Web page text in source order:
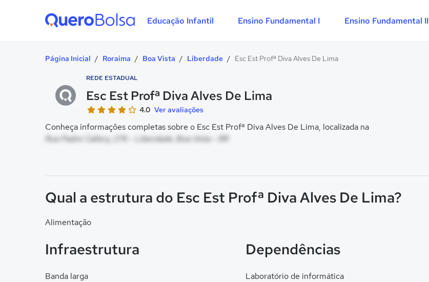
Educação Infantil Ensino Fundamental I Ensino Fundamental II
Página Inicial / Roraima / Boa Vista / Liberdade / Esc Est Profª Diva Alves De Lima
REDE ESTADUAL
Esc Est Profª Diva Alves De Lima
4.0 Ver avaliações
Conheça informações completas sobre o Esc Est Profª Diva Alves De Lima, localizada na
Rua Padre Callery, 276 - Liberdade, Boa Vista - RR
Qual a estrutura do Esc Est Profª Diva Alves De Lima?
Alimentação
Infraestrutura
Banda larga
Dependências
Laboratório de informática